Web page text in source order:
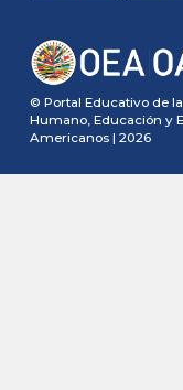
© Portal Educativo de
Humano, Educación y
Americanos | 2026